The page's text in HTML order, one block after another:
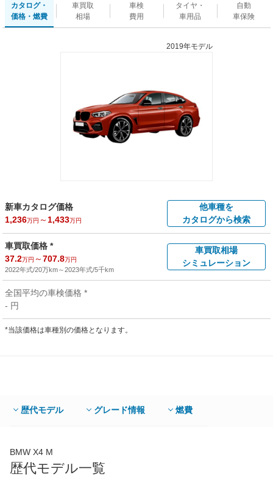
カタログ・
価格・燃費
車買取
相場
車検
費用
タイヤ・
車用品
自動
車保険
2019年モデル
新車カタログ価格
1,236万円 ～ 1,433万円
他車種を
カタログから検索
車買取価格 *
37.2万円 ～707.8万円
2022年式/20万km～2023年式/5千km
車買取相場
シミュレーション
全国平均の車検価格 *
- 円
*当該価格は車種別の価格となります。
歴代モデル グレード情報 燃費
BMW X4 M
歴代モデル一覧